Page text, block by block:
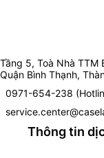
Tầng 5, Toà Nhà TTM
Quận Bình Thạnh,
0971-654-238
Thông tin